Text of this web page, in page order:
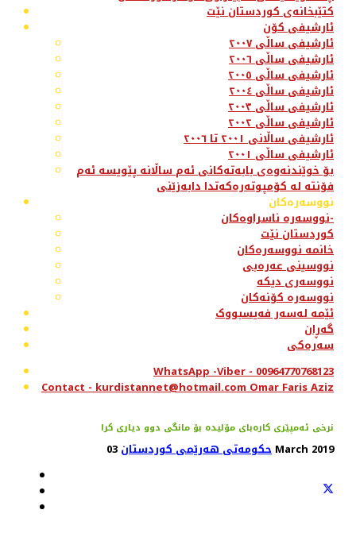
کتێبخانەی کوردستان نێت
ئارشیفی کۆن
ئارشیفی ساڵی ٢٠٠٧
ئارشیفی ساڵی ٢٠٠٦
ئارشیفی ساڵی ٢٠٠٥
ئارشیفی ساڵی ٢٠٠٤
ئارشیفی ساڵی ٢٠٠٣
ئارشیفی ساڵی ٢٠٠٢
ئارشیفی ساڵانی ٢٠٠١ تا ٢٠٠٦
ئارشیفی ساڵی ٢٠٠١
بۆ خوێندنەوەی بابەتەکانی ئەم ساڵانە پێویسە ئەم
فۆنتە لە کۆمپوتەرەکەتدا دابەزێنی
نووسەرەکان
نووسەرە ناسراوەکان-
کوردستان نێت
خانمە نووسەرەکان
نووسینی عەرەبی
نووسەری دیکە
نووسەرە کۆنەکان
ئێمە لەسەر فەیسبووک
گەڕان
سەرەکی
WhatsApp -Viber - 00964770768123
Contact - kurdistannet@hotmail.com Omar Faris Aziz
نرخی ئه‌مپێری كاره‌بای مۆلیده‌ بۆ مانگی دوو دیاری كرا
حکومەتی هەرێمی کوردستان 03 March 2019